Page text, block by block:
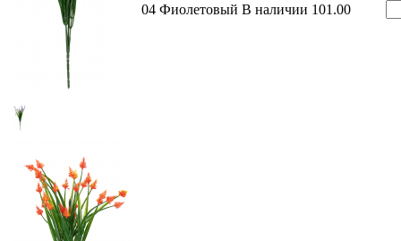
04 Фиолетовый В наличии 101.00